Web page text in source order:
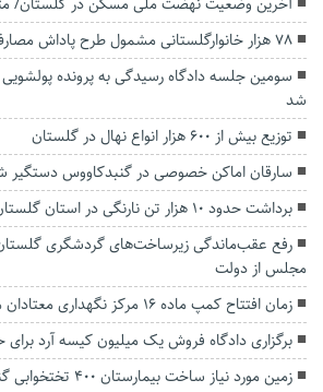
۷۸ هزار خانوارگلستانی مشمول طرح پاداش مصارف خانگی شدند
سومین جلسه دادگاه رسیدگی به پرونده پولشویی
شد
توزیع بیش از ۶۰۰ هزار انواع نهال در گلستان
سارقان اماکن خصوصی در گنبدکاووس دستگیر
برداشت حدود ۱۰ هزار تن نارنگی در استان گلستان
رفع عقب‌ماندگی زیرساخت‌های گردشگری
مجلس از دولت
زمان افتتاح کمپ ماده 16 مرکز نگهداری معتادان متجاهر گنبدکاووس
برگزاری دادگاه فروش یک میلیون کیسه آرد
زمین مورد نیاز ساخت بیمارستان ۴۰۰ تختخوابی گنبدکاووس واگذار شد.